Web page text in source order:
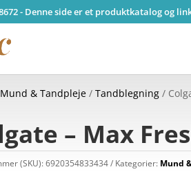
- Denne side er et produktkatalog og
Mund & Tandpleje /Tandblegning /
– Max
(SKU):6920354833434 Kategorier: Mund